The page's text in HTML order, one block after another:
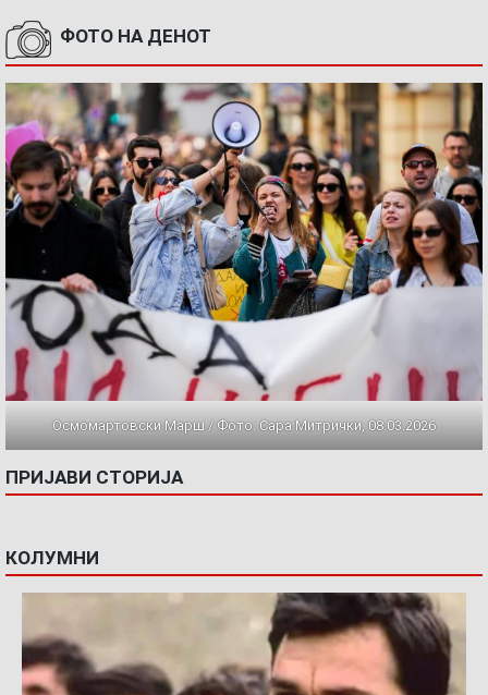
ФОТО НА ДЕНОТ
Осмомартовски Марш / Фото: Сара Митрички, 08.03.2026
ПРИЈАВИ СТОРИЈА
КОЛУМНИ